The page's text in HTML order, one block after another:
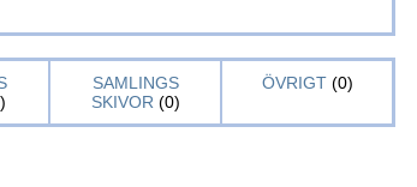
SAMLINGS
SKIVOR (0)
ÖVRIGT(0)